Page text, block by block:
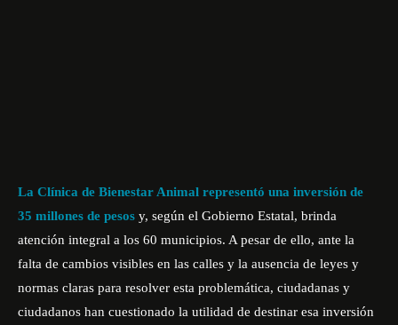
La Clínica de Bienestar Animal representó una inversión de
35 millones de pesos y, según el Gobierno Estatal, brinda
atención integral a los 60 municipios. A pesar de ello, ante la
falta de cambios visibles en las calles y la ausencia de leyes y
normas claras para resolver esta problemática, ciudadanas y
ciudadanos han cuestionado la utilidad de destinar esa inversión